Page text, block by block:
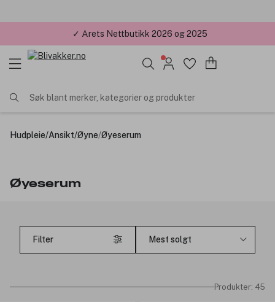
✓ Årets Nettbutikk 2026 og 2025
Søk blant merker, kategorier og produkter
Hudpleie/Ansikt/Øyne/Øyeserum
Øyeserum
Filter
Produkter: 45